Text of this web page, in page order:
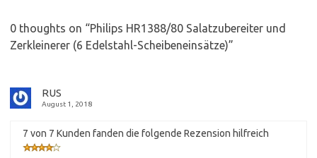
0 thoughts on “Philips HR1388/80 Salatzubereiter und
Zerkleinerer (6 Edelstahl-Scheibeneinsätze)”
RUS
August 1, 2018
7 von 7 Kunden fanden die folgende Rezension hilfreich